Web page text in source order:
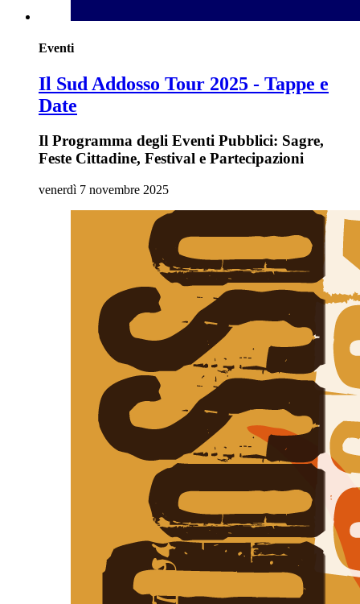
Eventi
Il Sud Addosso Tour 2025 - Tappe e
Date
Il Programma degli Eventi Pubblici: Sagre,
Feste Cittadine, Festival e Partecipazioni
venerdì 7 novembre 2025